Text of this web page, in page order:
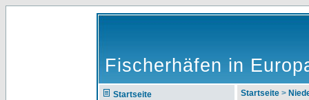
Fischerhäfen in
Startseite
Startseite >